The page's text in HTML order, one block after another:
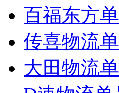
百福东方
传喜物流
大田物流